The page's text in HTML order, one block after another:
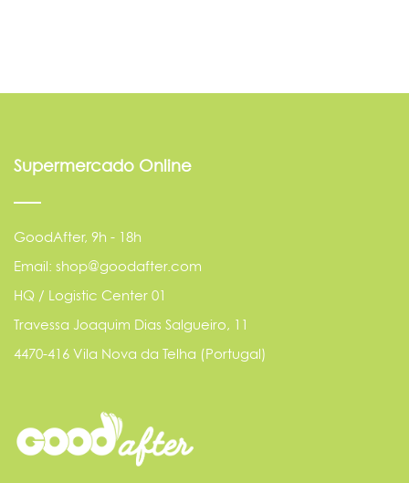
Supermercado Online
GoodAfter, 9h - 18h
Email: shop@goodafter.com
HQ / Logistic Center 01
Travessa Joaquim Dias Salgueiro, 11
4470-416 Vila Nova da Telha (Portugal)